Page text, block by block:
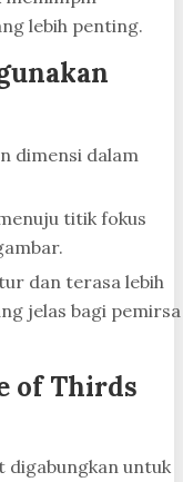
lebih penting.
dimensi dalam
titik fokus
dan terasa lebih
jelas bagi pemirsa
of Thirds
digabungkan untuk